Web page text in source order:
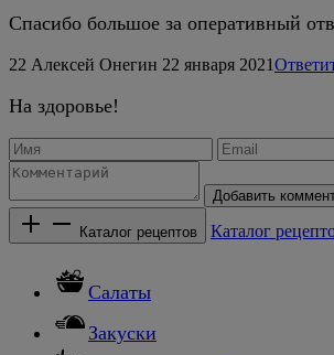
Спасибо большое за оперативный
22 Алексей Онегин 22 января 2021
На здоровье!
Добавить
Каталог рецептов Каталог
Салаты
Закуски